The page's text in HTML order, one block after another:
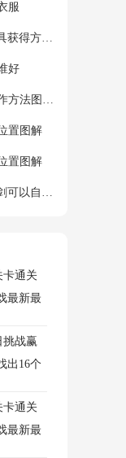
服
天国拯救2撬锁工具怎样获得-撬锁工具获得方法图文攻略
好
天国拯救2手柄怎样撬锁-撬锁手柄操作方法图文攻略
置图解
置图解
天国拯救2怎样保留隐士的剑-隐士的剑可以自己留下来用吗
卡通关
最新最
挑战赢
出16个
卡通关
最新最